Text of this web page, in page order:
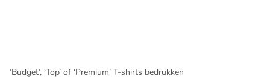
’Budget’, ‘Top’ of ‘Premium’ T-shirts bedrukken